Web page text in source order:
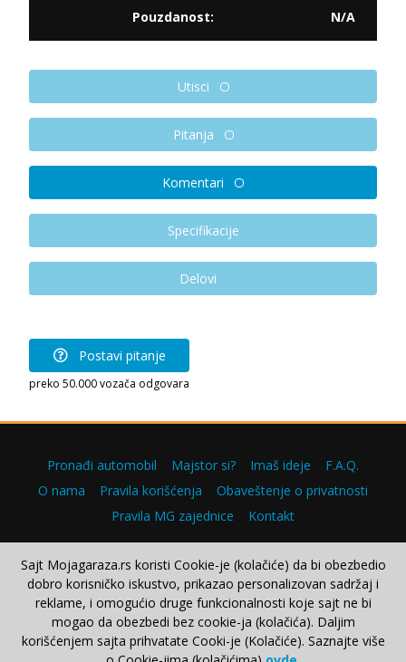
Pouzdanost:
N/A
Utisci
Pitanja
Komentari
Specifikacije
Delovi
Postavi pitanje
preko 50.000 vozača odgovara
Pronađi automobil Majstor si? Imaš ideje
F.A.Q.
O nama
Pravila korišćenja
Obaveštenje o privatnosti
Pravila MG zajednice
Kontakt
Copyright © 2000–2026.
Sajt Mojagaraza.rs koristi Cookie-je (kolačiće) da bi obezbedio
dobro korisničko iskustvo, prikazao personalizovan sadržaj i
reklame, i omogućio druge funkcionalnosti koje sajt ne bi
mogao da obezbedi bez cookie-ja (kolačića). Daljim
korišćenjem sajta prihvatate Cooki-je (Kolačiće). Saznajte više